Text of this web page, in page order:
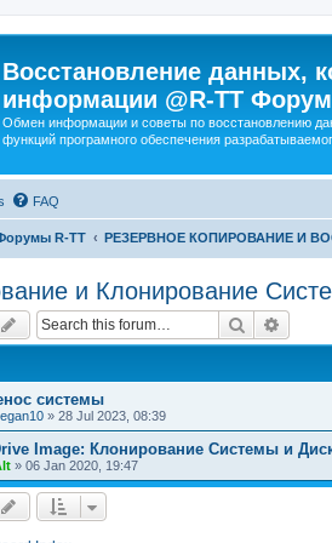
Восстановление данных,
информации @R-TT Форум
Обмен информации и советы по восстановлению
функций програмного обеспечения
FAQ
R-TT РЕЗЕРВНОЕ КОПИРОВАНИЕ И
и Клонирование
Search
системы
» 28 Jul 2023, 08:39
Image: Клонирование Системы и
» 06 Jan 2020, 19:47